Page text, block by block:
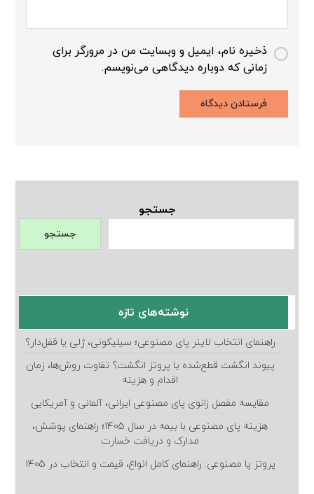
ذخیره نام، ایمیل و وبسایت من در مرورگر برای
زمانی که دوباره دیدگاهی می‌نویسم.
جستجو
جستجو
نوشته‌های تازه
راهنمای انتخاب لاینر پای مصنوعی؛ سیلیکونی، ژلی یا قفل‌دار؟
پیوند انگشت قطع‌شده یا پروتز انگشت؟ تفاوت روش‌ها، زمان
اقدام و هزینه
مقایسه مفصل زانوی پای مصنوعی ایرانی، آلمانی و آمریکایی
هزینه پای مصنوعی با بیمه در سال ۱۴۰۵؛ راهنمای پوشش،
مدارک و دریافت خسارت
پروتز پا مصنوعی: راهنمای کامل انواع، قیمت و انتخاب در ۱۴۰۵